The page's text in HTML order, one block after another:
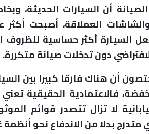
أن السيارات الحديثة،
العملاقة، أصبحت
السيارة أكثر حساسية للظروف
دون تدخلات صيانة متكررة.
أن هناك فارقا كبيرا بين
فالاعتمادية الحقيقية
لا تزال تتصدر قوائم
متدرج بدلا من الاندفاع نحو أنظمة